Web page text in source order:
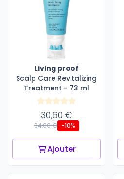
Living proof
Scalp Care Revitalizing
Treatment - 73 ml
30,60 €
34,00 € -10%
Ajouter